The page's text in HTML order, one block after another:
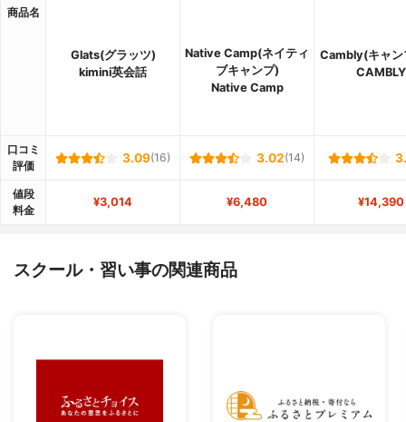
商品名
Glats(グラッツ)
kimini英会話
Native Camp(ネイティ
ブキャンプ)
Native Camp
Cambly(キャン
CAMBLY
口コミ
評価
3.09(16) 3.02(14)
値段
料金
¥3,014 ¥6,480 ¥14,390
スクール・習い事の関連商品